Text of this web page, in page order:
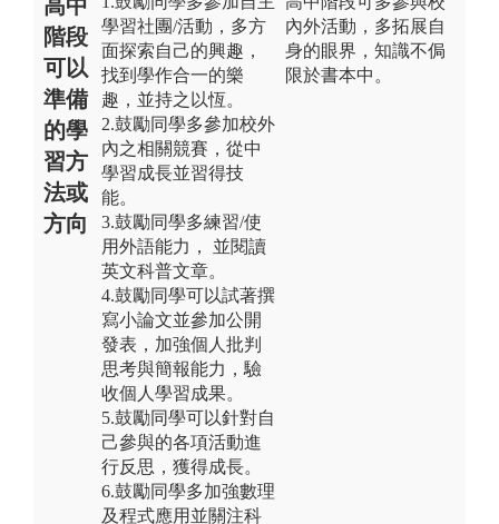
高中
階段
可以
準備
的學
習方
法或
方向
學習社團/活動，多方
面探索自己的興趣，
找到學作合一的樂
趣，並持之以恆。
2.鼓勵同學多參加校外
內之相關競賽，從中
學習成長並習得技
能。
3.鼓勵同學多練習/使
用外語能力， 並閱讀
英文科普文章。
4.鼓勵同學可以試著撰
寫小論文並參加公開
發表，加強個人批判
思考與簡報能力，驗
收個人學習成果。
5.鼓勵同學可以針對自
己參與的各項活動進
行反思，獲得成長。
6.鼓勵同學多加強數理
及程式應用並關注科
內外活動，多拓展自
身的眼界，知識不侷
限於書本中。